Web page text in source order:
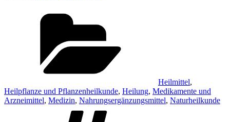
Heilmittel,
Heilpflanze und Pflanzenheilkunde, Heilung, Medikamente und
Arzneimittel, Medizin, Nahrungsergänzungsmittel, Naturheilkunde